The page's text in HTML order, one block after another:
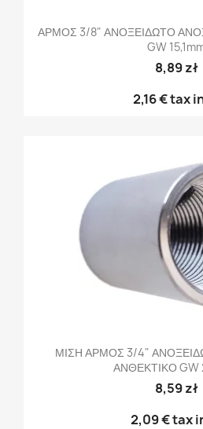
ΑΡΜΟΣ 3/8" ΑΝΟΞΕΙΔΩΤΟ
GW
8,89 zł
2,16 €tax
ΜΙΣΗ ΑΡΜΟΣ 3/4"
ΑΝΘΕΚΤΙΚΟ GW
8,59 zł
2,09 €tax